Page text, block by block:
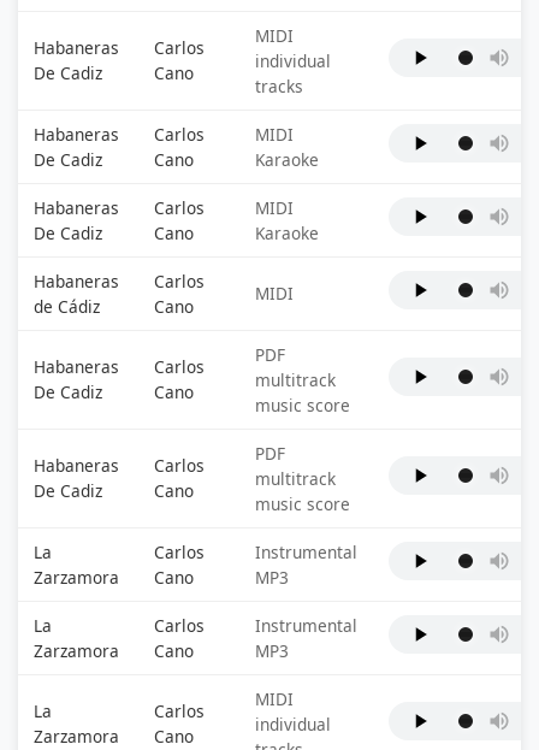
Habaneras
De Cadiz
Carlos
Cano
MIDI
individual
tracks
Habaneras
De Cadiz
Carlos
Cano
MIDI
Karaoke
Habaneras
De Cadiz
Carlos
Cano
MIDI
Karaoke
Habaneras
de Cádiz
Carlos
Cano
MIDI
Habaneras
De Cadiz
Carlos
Cano
PDF
multitrack
music score
Habaneras
De Cadiz
Carlos
Cano
PDF
multitrack
music score
La
Zarzamora
Carlos
Cano
Instrumental
MP3
La
Zarzamora
Carlos
Cano
Instrumental
MP3
La
Zarzamora
Carlos
Cano
MIDI
individual